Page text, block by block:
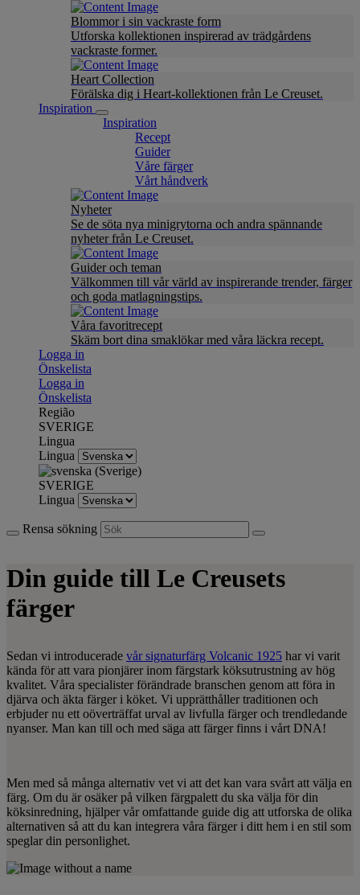
Blommor i sin vackraste form
Utforska kollektionen inspirerad av trädgårdens
vackraste former.
Heart Collection
Förälska dig i Heart-kollektionen från Le Creuset.
Inspiration
Inspiration
Recept
Guider
Våre färger
Vårt håndverk
Nyheter
Se de söta nya minigrytorna och andra spännande
nyheter från Le Creuset.
Guider och teman
Välkommen till vår värld av inspirerande trender, färger
och goda matlagningstips.
Våra favoritrecept
Skäm bort dina smaklökar med våra läckra recept.
Logga in
Önskelista
Logga in
Önskelista
Região
SVERIGE
Lingua
Lingua
SVERIGE
Lingua
Rensa sökning
Din guide till Le Creusets
färger
Sedan vi introducerade vår signaturfärg Volcanic 1925 har vi varit
kända för att vara pionjärer inom färgstark köksutrustning av hög
kvalitet. Våra specialister förändrade branschen genom att föra in
djärva och äkta färger i köket. Vi upprätthåller traditionen och
erbjuder nu ett oöverträffat urval av livfulla färger och trendledande
nyanser. Man kan till och med säga att färger finns i vårt DNA!
Men med så många alternativ vet vi att det kan vara svårt att välja en
färg. Om du är osäker på vilken färgpalett du ska välja för din
köksinredning, hjälper vår omfattande guide dig att utforska de olika
alternativen så att du kan integrera våra färger i ditt hem i en stil som
speglar din personlighet.